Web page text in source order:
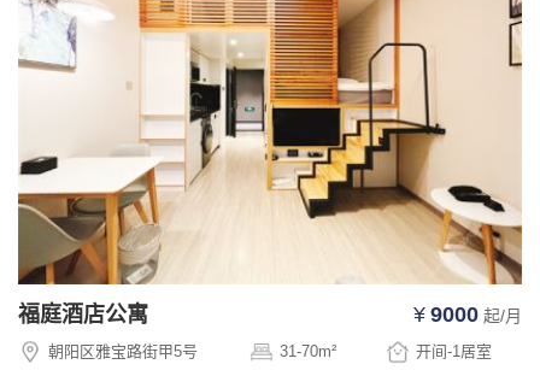
福庭酒店公寓 ¥ 9000 起/月
朝阳区雅宝路街甲5号 31-70m² 开间-1居室